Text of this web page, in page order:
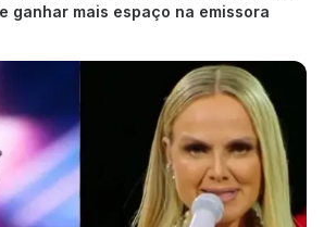
ganhar mais espaço na emissora